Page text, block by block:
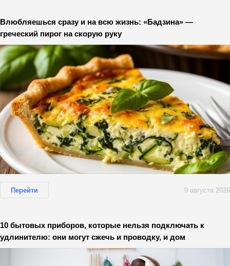
Влюбляешься сразу и на всю жизнь: «Бадзина» —
греческий пирог на скорую руку
Перейти 9 августа 2026
10 бытовых приборов, которые нельзя подключать к
удлинителю: они могут сжечь и проводку, и дом